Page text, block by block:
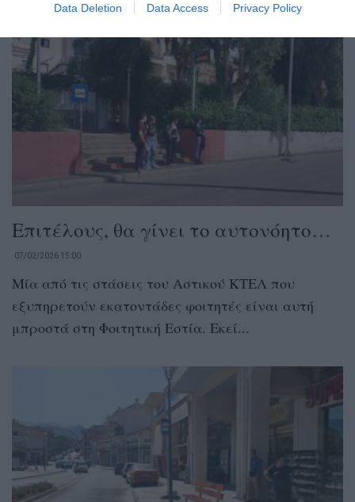
Data Deletion Data Access Privacy Policy
Επιτέλους, θα γίνει το αυτονόητο…
07/02/2026 15:00
Μία από τις στάσεις του Αστικού ΚΤΕΛ που
εξυπηρετούν εκατοντάδες φοιτητές είναι αυτή
μπροστά στη Φοιτητική Εστία. Εκεί...